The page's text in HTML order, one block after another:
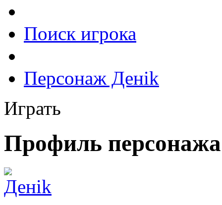
Поиск игрока
Персонаж Денik
Играть
Профиль